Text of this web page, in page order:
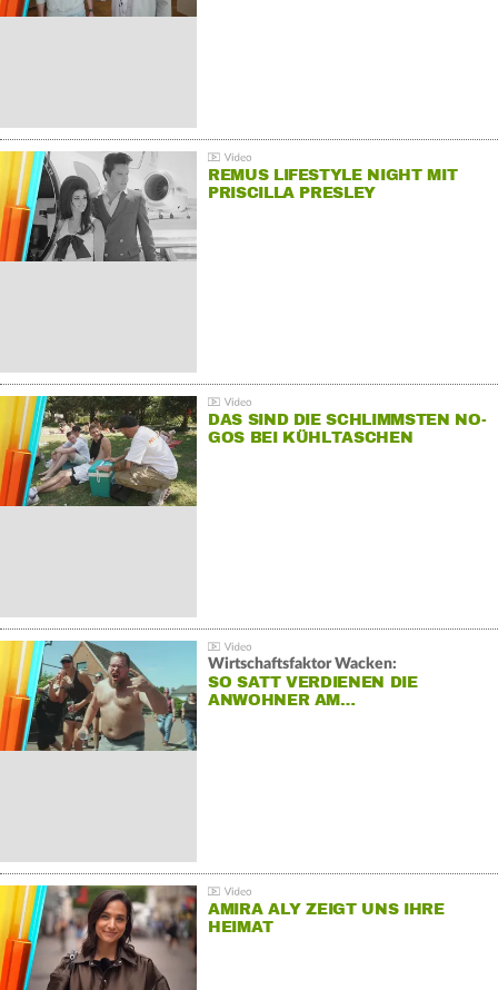
REMUS LIFESTYLE NIGHT MIT
PRISCILLA PRESLEY
DAS SIND DIE SCHLIMMSTEN NO-
GOS BEI KÜHLTASCHEN
Wirtschaftsfaktor Wacken:
SO SATT VERDIENEN DIE
ANWOHNER AM…
AMIRA ALY ZEIGT UNS IHRE
HEIMAT